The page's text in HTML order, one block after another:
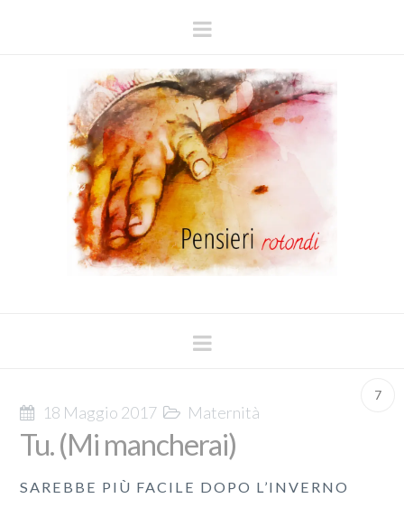
Navigation
Navigation
7
18 Maggio 2017 Maternità
Tu. (Mi mancherai)
SAREBBE PIÙ FACILE DOPO L’INVERNO